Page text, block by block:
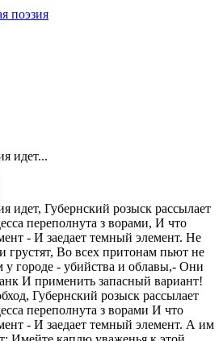
поэзия
идет...
идет, Губернский розыск рассылает
переполнута з ворами, И что
- И заедает темный элемент. Не
грустят, Во всех притонам пьют не
городе - убийства и облавы,- Они
И применить запасный вариант!
Губернский розыск рассылает
переполнута з ворами И что
- И заедает темный элемент. А им